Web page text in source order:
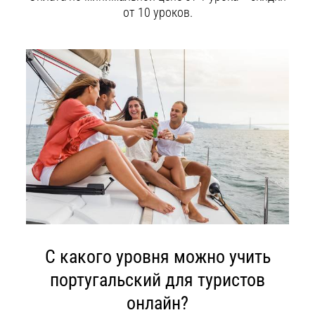
от 10 уроков.
С какого уровня можно учить
португальский для туристов
онлайн?